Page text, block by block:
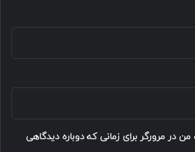
در مرورگر برای زمانی که دوباره دیدگاهی